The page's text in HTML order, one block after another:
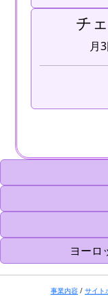
チ
月
ヨーロ
事業内容 / サイト